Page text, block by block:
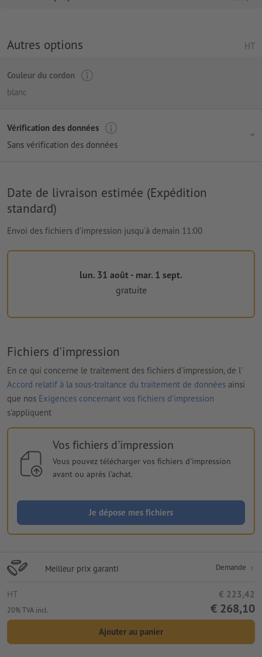
Autres options HT
Couleur du cordon
blanc
Vérification des données
Sans vérification des données
Date de livraison estimée (Expédition
standard)
Envoi des fichiers d'impression jusqu'à demain 11:00
lun. 31 août - mar. 1 sept.
gratuite
Fichiers d'impression
En ce qui concerne le traitement des fichiers d'impression, de l'
Accord relatif à la sous-traitance du traitement de données ainsi
que nos Exigences concernant vos fichiers d'impression
s'appliquent
Vos fichiers d'impression
Vous pouvez télécharger vos fichiers d'impression
avant ou après l'achat.
Je dépose mes fichiers
Meilleur prix garanti Demande
HT € 223,42
20% TVA incl. € 268,10
Ajouter au panier